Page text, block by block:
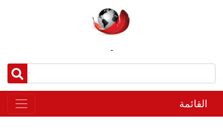
-
القائمة